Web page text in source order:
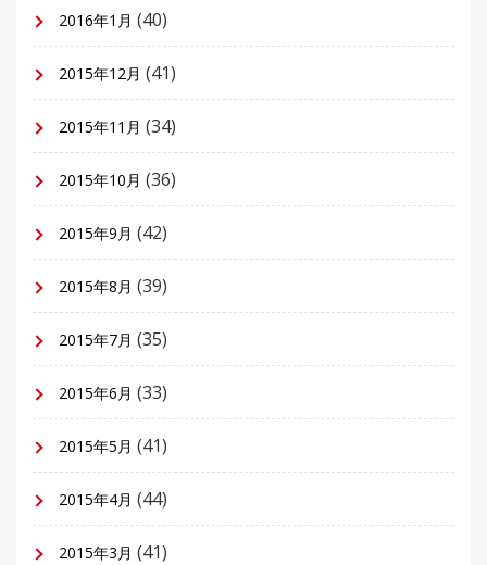
2016年1月 (40)
2015年12月 (41)
2015年11月 (34)
2015年10月 (36)
2015年9月 (42)
2015年8月 (39)
2015年7月 (35)
2015年6月 (33)
2015年5月 (41)
2015年4月 (44)
2015年3月 (41)